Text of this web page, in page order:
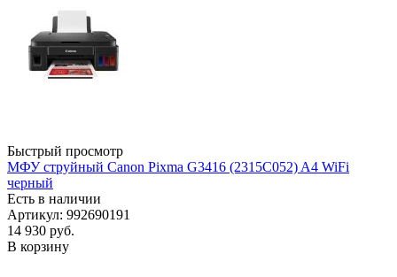
Быстрый просмотр
МФУ струйный Canon Pixma G3416 (2315C052) A4 WiFi
черный
Есть в наличии
Артикул: 992690191
14 930 руб.
В корзину